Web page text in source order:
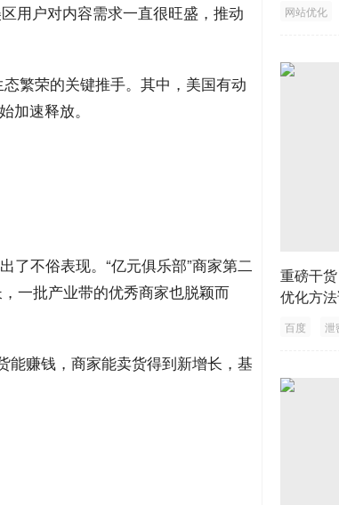
用户对内容需求一直很旺盛，推动
繁荣的关键推手。其中，美国有动
加速释放。
了不俗表现。“亿元俱乐部”商家第二
一批产业带的优秀商家也脱颖而
能赚钱，商家能卖货得到新增长，基
网站优化
重磅干
优化方
百度 泄